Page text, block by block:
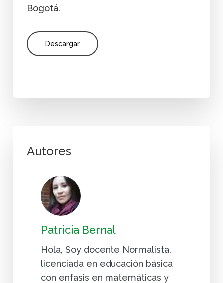
Bogotá.
Descargar
Autores
Patricia Bernal
Hola, Soy docente Normalista,
licenciada en educación básica
con enfasis en matemáticas y